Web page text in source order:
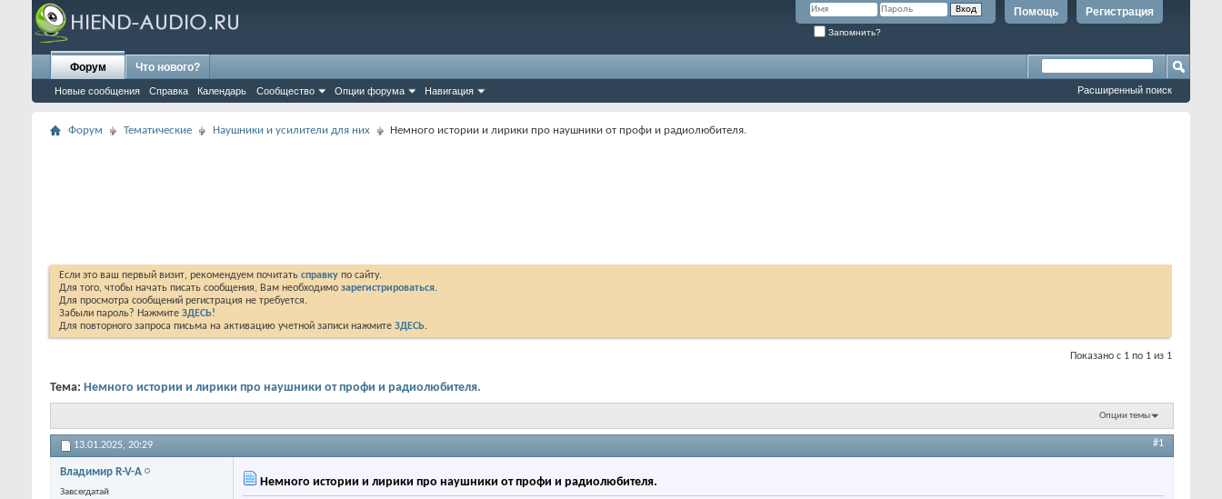
Регистрация
Помощь
Запомнить?
Форум
Новые сообщения Справка Календарь Сообщество Опции форума Навигация
Что нового?
Расширенный поиск
Форум Тематические Наушники и усилители для них Немного истории и лирики про наушники от профи и радиолюбителя.
Если это ваш первый визит, рекомендуем почитать справку по сайту.
Для того, чтобы начать писать сообщения, Вам необходимо зарегистрироваться.
Для просмотра сообщений регистрация не требуется.
Забыли пароль? Нажмите ЗДЕСЬ!
Для повторного запроса письма на активацию учетной записи нажмите ЗДЕСЬ.
Показано с 1 по 1 из 1
Тема: Немного истории и лирики про наушники от профи и радиолюбителя.
Опции темы
13.01.2025, 20:29 #1
Владимир R-V-A
Завсегдатай
Немного истории и лирики про наушники от профи и радиолюбителя.